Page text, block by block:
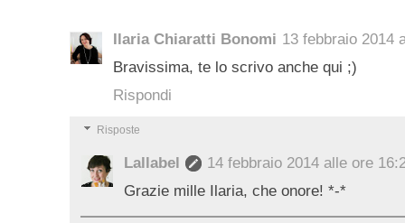
Ilaria Chiaratti Bonomi 13 febbraio 2014
Bravissima, te lo scrivo anche qui ;)
Rispondi
Risposte
Lallabel
14 febbraio 2014 alle ore
Grazie mille Ilaria, che onore! *-*